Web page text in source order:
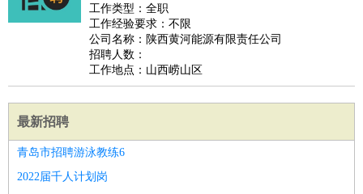
工作类型：全职
工作经验要求：不限
公司名称：陕西黄河能源有限责任公司
招聘人数：
工作地点：山西崂山区
最新招聘
青岛市招聘游泳教练6
2022届千人计划岗